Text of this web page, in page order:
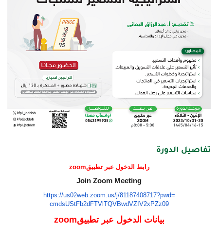
تفاصيل الدورة
رابط الدخول عبر تطبيقzoom
Join Zoom Meeting
https://us02web.zoom.us/j/81187408717?pwd=
cmdsUStFb2dFTVlTQVBwdVZIV2xPZz09
بيانات الدخول عبر تطبيقm
zoo